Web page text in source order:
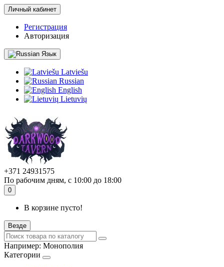
Личный кабинет
Регистрация
Авторизация
Язык
Latviešu
Russian
English
Lietuvių
+371 24931575
По рабочим дням, с 10:00 до 18:00
0
В корзине пусто!
Везде
Например: Монополия
Категории